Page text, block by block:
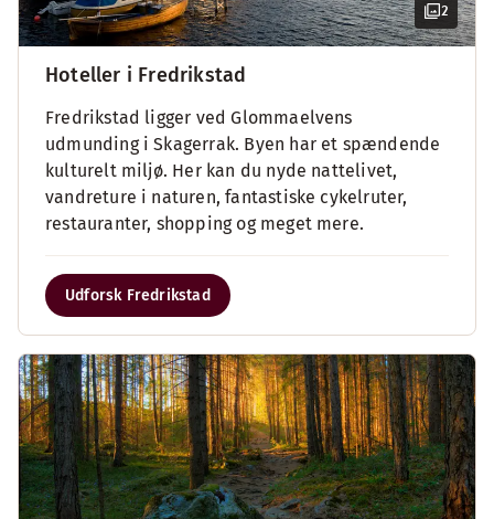
2
Hoteller i Fredrikstad
Fredrikstad ligger ved Glommaelvens
udmunding i Skagerrak. Byen har et spændende
kulturelt miljø. Her kan du nyde nattelivet,
vandreture i naturen, fantastiske cykelruter,
restauranter, shopping og meget mere.
Udforsk Fredrikstad